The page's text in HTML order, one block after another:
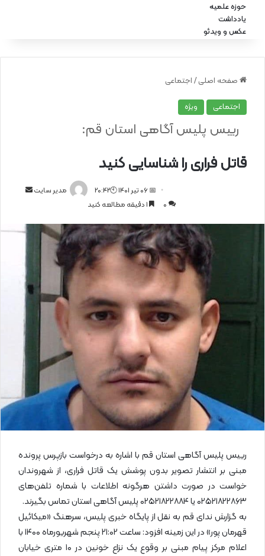
حوزه علمیه
یادداشت
عکس و ویدئو
صفحه اصلی / اجتماعی
اجتماعی ویژه
قاتل فراری را شناسایی کنید
رییس پلیس آگاهی استان قم:
مدیر سایت
ا
ی
م
ل
📅 06 تیر 1401 🕙20:42
0
رییس پلیس آگاهی استان قم با اشاره به درخواست بازپرس پرونده
مبنی بر انتشار تصویر بدون پوشش یک قاتل فراری، از شهروندان
خواست در صورت داشتن هرگونه اطلاعات با شماره تلفن‌های
۰۲۵۲۱۸۲۲۸۶۳ یا ۰۲۵۲۱۸۲۲۸۸۴ پلیس آگاهی استان تماس بگیرند.
به گزارش ندای قم به نقل از پایگاه خبری پلیس، سرهنگ «میکائیل
قهرمان پور» در این زمینه افزود: ساعت ۲۱:۰۲ پنجم شهریورماه ۱۴۰۰ با
اعلام مرکز پیام مبنی بر وقوع یک نزاع خونین در ۱۰ متری خیابان